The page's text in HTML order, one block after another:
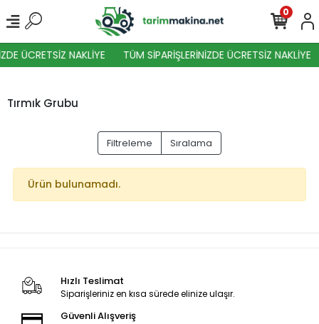
ÜCRETSİZ NAKLİYE TÜM SİPARİŞLERİNİZDE ÜCRETSİZ NAKLİYE
0
Tırmık Grubu
Filtreleme Sıralama
Ürün bulunamadı.
Hızlı Teslimat
Siparişleriniz en kısa sürede elinize ulaşır.
Güvenli Alışveriş